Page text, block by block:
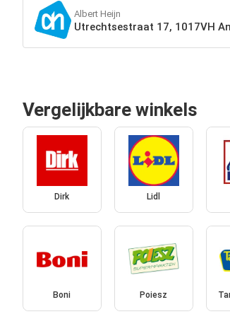
Albert Heijn
Utrechtsestraat 17, 1017VH
Vergelijkbare winkels
Dirk Lidl
Boni Poiesz